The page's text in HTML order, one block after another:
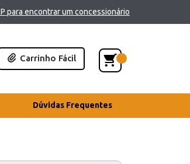
para encontrar um concessionário
Carrinho Fácil
Dúvidas Frequentes